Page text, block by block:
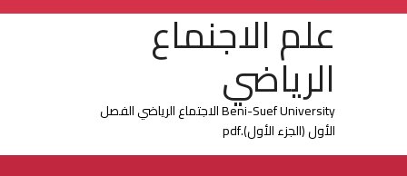
علم الاجنماع
الرياضي Beni-Suef University الاجتماع الرياضي الفصل
الأول (الجزء الأول).pdf